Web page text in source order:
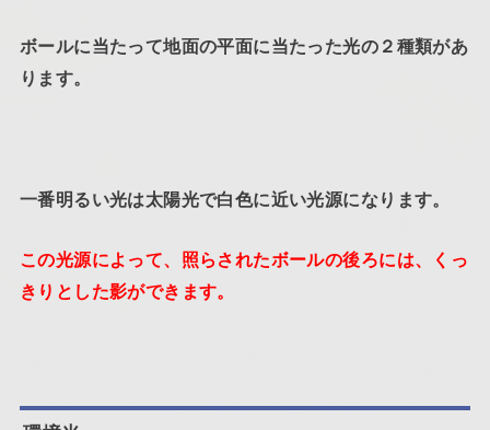
ボールに当たって地面の平面に当たった光の２種類があ
ります。
一番明るい光は太陽光で白色に近い光源になります。
この光源によって、照らされたボールの後ろには、くっ
きりとした影ができます。